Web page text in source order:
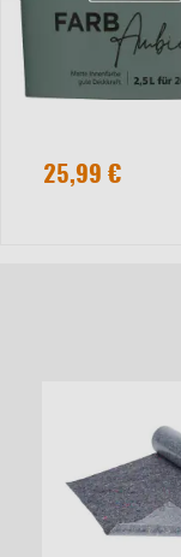
25,99 €